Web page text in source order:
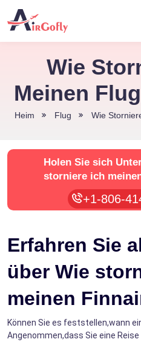
Wie
Meinen
Heim Flug Wie
Holen Sie sich
storniere ich
+1-806-
Erfahren Sie
über Wie
meinen
Können Sie es feststellen,wann
Angenommen,dass Sie eine